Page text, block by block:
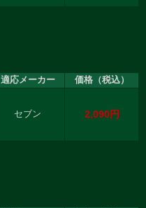
適応メーカー 価格（税込）
セブン 2,090円